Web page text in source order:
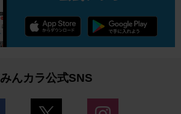
みんカラ公式SNS